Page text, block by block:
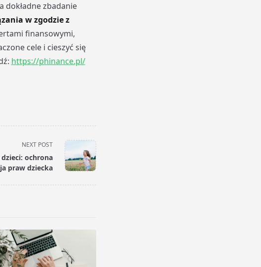
dokładne zbadanie
w zgodzie z
finansowymi,
cele i cieszyć się
https://phinance.pl/
NEXT POST
dzieci: ochrona
praw dziecka